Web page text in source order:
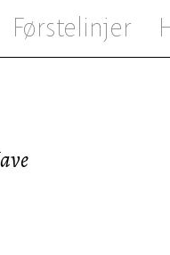
Førstelinjer